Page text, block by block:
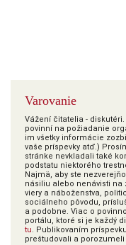
Varovanie
Vážení čitatelia -
povinní na požiadanie
im všetky informácie
vaše príspevky atď.)
stránke nevkladali také
podstatu niektorého
Najmä, aby ste
násiliu alebo nenávisti na
viery a náboženstva,
sociálneho pôvodu,
a podobne. Viac o
portálu, ktoré si je každý
tu. Publikovaním
preštudovali a porozumeli